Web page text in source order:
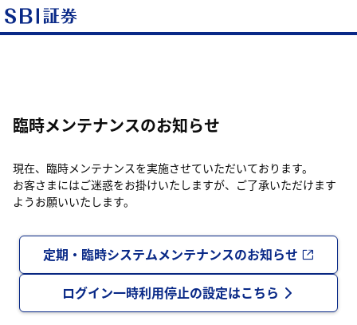
臨時メンテナンスのお知らせ
現在、臨時メンテナンスを実施させていただいております。
お客さまにはご迷惑をお掛けいたしますが、ご了承いただけます
ようお願いいたします。
定期・臨時システムメンテナンスのお知らせ
ログイン一時利用停止の設定はこちら